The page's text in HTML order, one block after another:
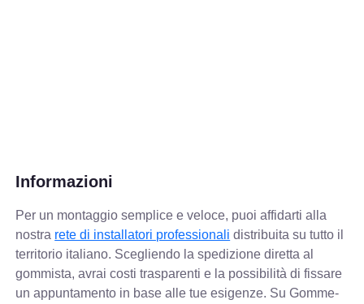
Informazioni
Per un montaggio semplice e veloce, puoi affidarti alla
nostra rete di installatori professionali distribuita su tutto il
territorio italiano. Scegliendo la spedizione diretta al
gommista, avrai costi trasparenti e la possibilità di fissare
un appuntamento in base alle tue esigenze. Su Gomme-